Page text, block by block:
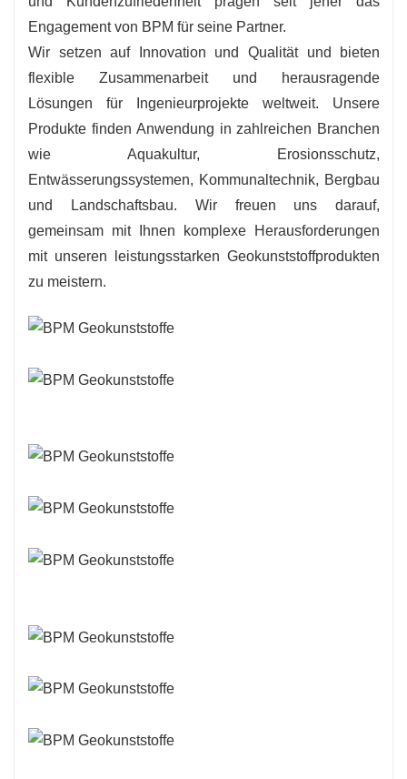
Engagement von BPM für seine Partner.
Wir setzen auf Innovation und Qualität und bieten
flexible Zusammenarbeit und herausragende
Lösungen für Ingenieurprojekte weltweit. Unsere
Produkte finden Anwendung in zahlreichen Branchen
wie Aquakultur, Erosionsschutz,
Entwässerungssystemen, Kommunaltechnik, Bergbau
und Landschaftsbau. Wir freuen uns darauf,
gemeinsam mit Ihnen komplexe Herausforderungen
mit unseren leistungsstarken Geokunststoffprodukten
zu meistern.